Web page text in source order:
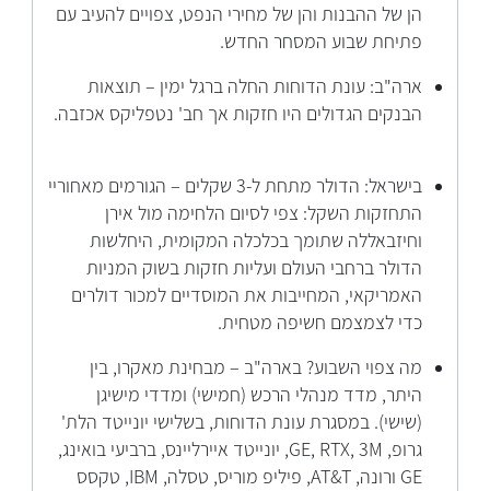
הן של ההבנות והן של מחירי הנפט, צפויים להעיב עם
פתיחת שבוע המסחר החדש.
ארה"ב: עונת הדוחות החלה ברגל ימין – תוצאות
הבנקים הגדולים היו חזקות אך חב' נטפליקס אכזבה.
בישראל: הדולר מתחת ל-3 שקלים – הגורמים מאחוריי
התחזקות השקל: צפי לסיום הלחימה מול אירן
וחיזבאללה שתומך בכלכלה המקומית, היחלשות
הדולר ברחבי העולם ועליות חזקות בשוק המניות
האמריקאי, המחייבות את המוסדיים למכור דולרים
כדי לצמצמם חשיפה מטחית.
מה צפוי השבוע? בארה"ב – מבחינת מאקרו, בין
היתר, מדד מנהלי הרכש (חמישי) ומדדי מישיגן
(שישי). במסגרת עונת הדוחות, בשלישי יונייטד הלת'
גרופ, GE, RTX, 3M, יונייטד איירליינס, ברביעי בואינג,
GE ורונה, AT&T, פיליפ מוריס, טסלה, IBM, טקסס